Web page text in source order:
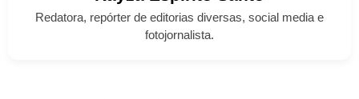
Redatora, repórter de editorias diversas, social media e
fotojornalista.